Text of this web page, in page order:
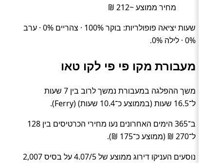
מחיר ממוצע ~212 ₪
שעות יציאה פופולריות: בוקר 100% · צהריים 0% · ערב
0% · לילה 0%.
מעבורת מקו פי פי לקו טאו
משך ההפלגה במעבורת נמשך לרוב בין 7 שעות
ל־16.5 שעות (בממוצע כ־10.4 שעות) (Ferry).
ב־365 הימים האחרונים נעו מחירי הכרטיסים בין 128
ל־270 ₪ (ממוצע כ־175 ₪).
נוסעים העניקו דירוג ממוצע של 4.07/5 על בסיס 2,007